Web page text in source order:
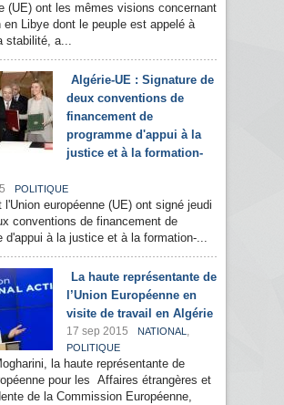
(UE) ont les mêmes visions concernant
en Libye dont le peuple est appelé à
stabilité, a...
Algérie-UE : Signature de
deux conventions de
financement de
programme d'appui à la
justice et à la formation-
POLITIQUE
l'Union européenne (UE) ont signé jeudi
conventions de financement de
d'appui à la justice et à la formation-...
La haute représentante de
l’Union Européenne en
visite de travail en Algérie
17 sep 2015 NATIONAL ,
POLITIQUE
la haute représentante de
pour les Affaires étrangères et
de la Commission Européenne,